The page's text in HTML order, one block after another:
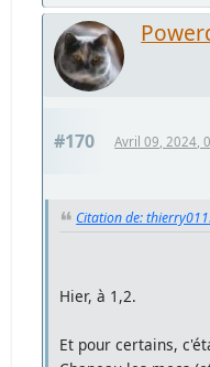
#169 Avril 08, 2024,